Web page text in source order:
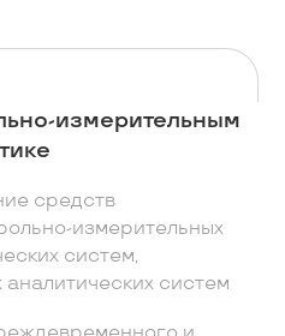
измерительным
средств
измерительных
систем,
систем